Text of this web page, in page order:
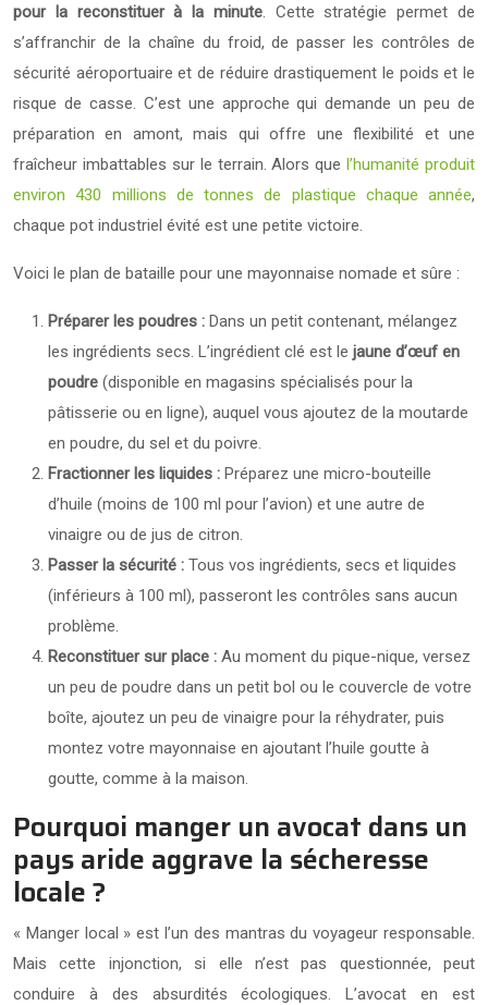
pour la reconstituer à la minute. Cette stratégie permet de
s’affranchir de la chaîne du froid, de passer les contrôles de
sécurité aéroportuaire et de réduire drastiquement le poids et le
risque de casse. C’est une approche qui demande un peu de
préparation en amont, mais qui offre une flexibilité et une
fraîcheur imbattables sur le terrain. Alors quel’humanité produit
environ 430 millions de tonnes de plastique chaque année,
chaque pot industriel évité est une petite victoire.
Voici le plan de bataille pour une mayonnaise nomade et sûre :
Préparer les poudres : Dans un petit contenant, mélangez
les ingrédients secs. L’ingrédient clé est le jaune d’œuf en
poudre (disponible en magasins spécialisés pour la
pâtisserie ou en ligne), auquel vous ajoutez de la moutarde
en poudre, du sel et du poivre.
Fractionner les liquides : Préparez une micro-bouteille
d’huile (moins de 100 ml pour l’avion) et une autre de
vinaigre ou de jus de citron.
Passer la sécurité : Tous vos ingrédients, secs et liquides
(inférieurs à 100 ml), passeront les contrôles sans aucun
problème.
Reconstituer sur place : Au moment du pique-nique, versez
un peu de poudre dans un petit bol ou le couvercle de votre
boîte, ajoutez un peu de vinaigre pour la réhydrater, puis
montez votre mayonnaise en ajoutant l’huile goutte à
goutte, comme à la maison.
Pourquoi manger un avocat dans un
pays aride aggrave la sécheresse
locale ?
« Manger local » est l’un des mantras du voyageur responsable.
Mais cette injonction, si elle n’est pas questionnée, peut
conduire à des absurdités écologiques. L’avocat en est